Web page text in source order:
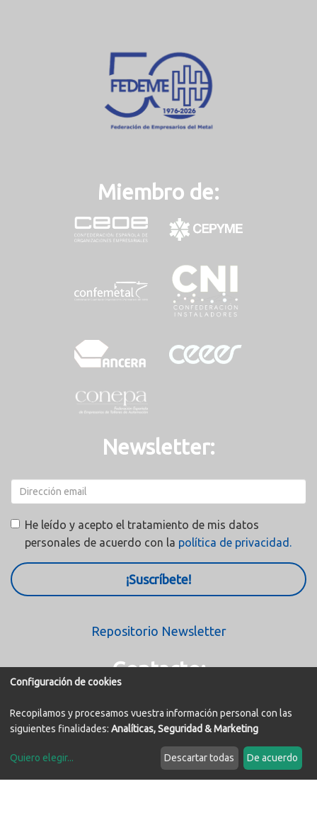
Miembro de:
Newsletter:
He leído y acepto el tratamiento de mis datos
personales de acuerdo con la política de privacidad.
¡Suscríbete!
Repositorio Newsletter
Contacto:
Avda. de la Innovación, 5. Edif. Espacio 3ª Planta Izq.
41020 - Sevilla
fedeme@fedeme.com
+34 954 526 988
Configuración de cookies
Recopilamos y procesamos vuestra información personal con las
siguientes finalidades: Analíticas, Seguridad & Marketing
Quiero elegir... Descartar todas De acuerdo